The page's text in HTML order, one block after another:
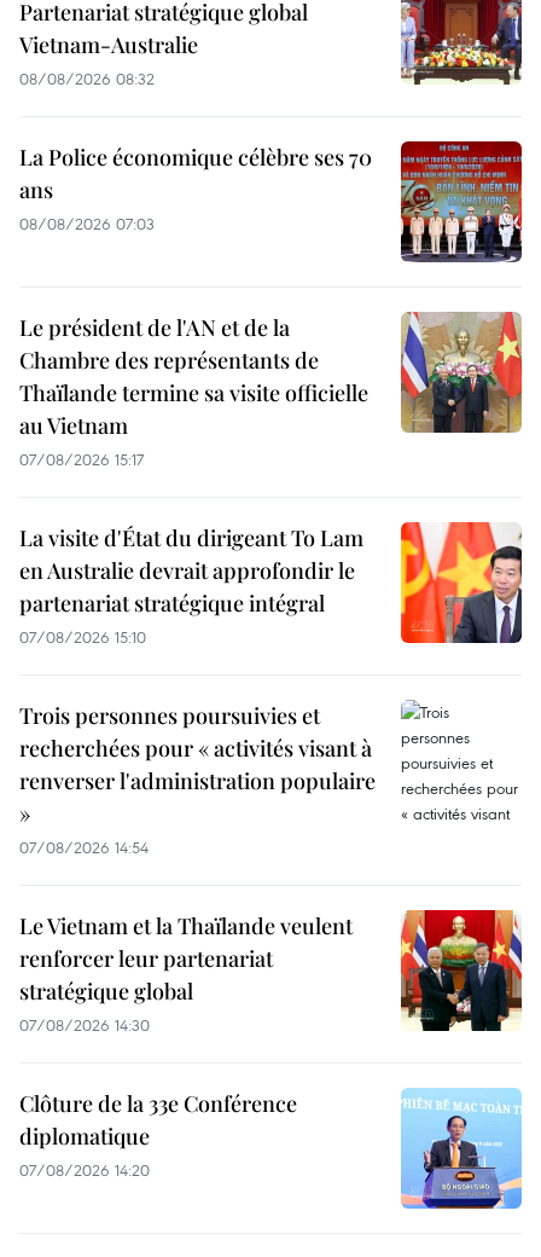
Partenariat stratégique global
Vietnam-Australie
08/08/2026 08:32
La Police économique célèbre ses 70
ans
08/08/2026 07:03
Le président de l'AN et de la
Chambre des représentants de
Thaïlande termine sa visite officielle
au Vietnam
07/08/2026 15:17
La visite d'État du dirigeant To Lam
en Australie devrait approfondir le
partenariat stratégique intégral
07/08/2026 15:10
Trois personnes poursuivies et
recherchées pour « activités visant à
renverser l'administration populaire
»
07/08/2026 14:54
Le Vietnam et la Thaïlande veulent
renforcer leur partenariat
stratégique global
07/08/2026 14:30
Clôture de la 33e Conférence
diplomatique
07/08/2026 14:20